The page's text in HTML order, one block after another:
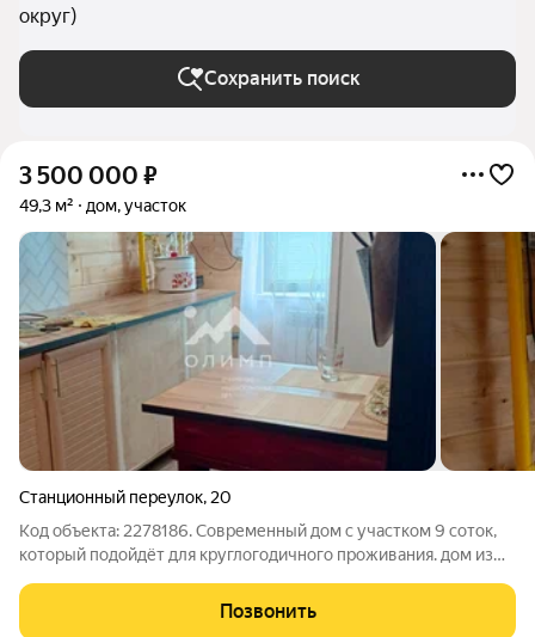
округ)
Сохранить поиск
3 500 000 ₽
49,3 м² дом, участок
Станционный переулок, 20
Код объекта: 2278186. Современный дом с участком 9 соток,
который подойдёт для круглогодичного проживания. дом из
квадратных метров. Каркас из оцилиндрованного бревна,
ленточный фундамент, крыша из
Позвонить